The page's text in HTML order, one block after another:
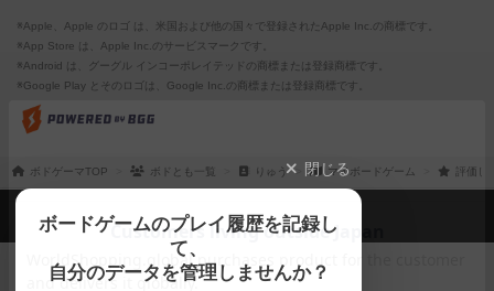
※Apple、Apple のロゴ は、米国および他の国々で登録されたApple Inc.の商標です。
※App Store は、Apple Inc.のサービスマークです。
※Android は、グーグル インコーポレイテッドの商標または登録商標です。
※Google Play とそのロゴは、Google Inc.の商標または登録商標です。
ボドゲーマTOP ボドとも一覧 りゅう マイボードゲーム 評価し
閉じる
ボードゲームのプレイ履歴を記録し
て、
自分のデータを管理しませんか？
ボドゲーマTOP
ボードゲームを検索する